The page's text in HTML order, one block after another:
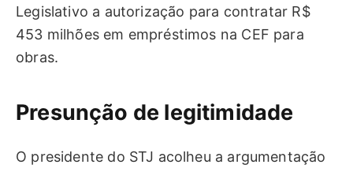
Legislativo a autorização para contratar R$
453 milhões em empréstimos na CEF para
obras.
Presunção de legitimid​​ade
O presidente do STJ acolheu a argumentação